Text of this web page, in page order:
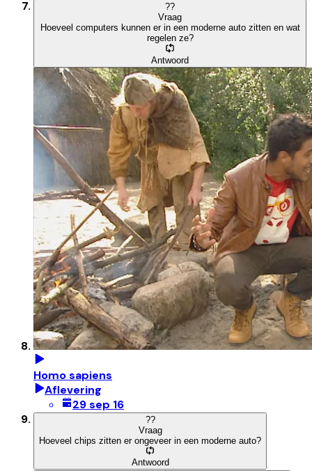
??
Vraag
Hoeveel computers kunnen er in een moderne auto zitten en wat
regelen ze?
Antwoord
Homo sapiens
Aflevering
29 sep 16
??
Vraag
Hoeveel chips zitten er ongeveer in een moderne auto?
Antwoord